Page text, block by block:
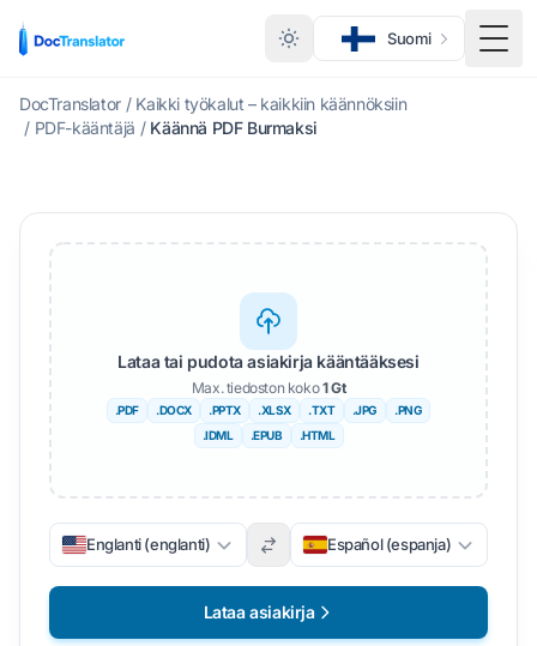
Suomi
DocTranslator / Kaikki työkalut – kaikkiin käännöksiin
/ PDF-kääntäjä / Käännä PDF Burmaksi
Lataa tai pudota asiakirja kääntääksesi
Max. tiedoston koko1 Gt
.PDF .DOCX .PPTX .XLSX .TXT .JPG
.PNG
.IDML
.EPUB .HTML
Englanti (englanti) Español (espanja)
Lataa asiakirja